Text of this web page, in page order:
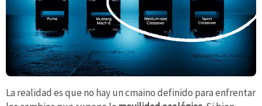
La realidad es que no hay un cmaino definido para enfrentar